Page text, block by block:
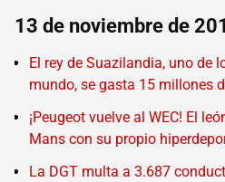
13 de noviembre de
El rey de Suazilandia, uno de
mundo, se gasta 15 millones
¡Peugeot vuelve al WEC! El
Mans con su propio
La DGT multa a 3.687